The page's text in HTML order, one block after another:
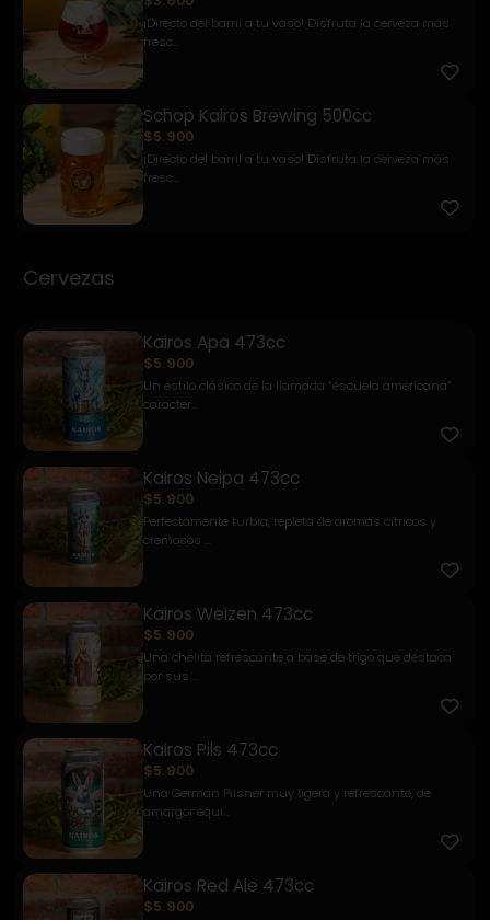
¡Directo del barril a tu vaso! Disfruta la cerveza más
fresc...
Schop Kairos Brewing 500cc
$5.900
¡Directo del barril a tu vaso! Disfruta la cerveza más
fresc...
Cervezas
Kairos Apa 473cc
$5.900
Un estilo clásico de la llamada “escuela americana”
caracter...
Kairos Neipa 473cc
$5.900
Perfectamente turbia, repleta de aromas cítricos y
cremosos ...
Kairos Weizen 473cc
$5.900
Una chelita refrescante a base de trigo que destaca
por sus ...
Kairos Pils 473cc
$5.900
Una German Pilsner muy ligera y refrescante, de
amargor equi...
Kairos Red Ale 473cc
$5.900